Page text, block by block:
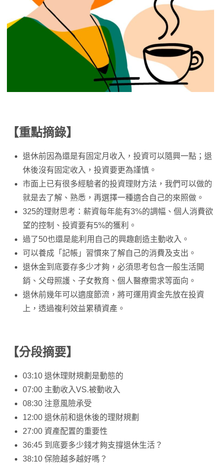
【重點摘錄】
退休前因為還是有固定月收入，投資可以隨興一點；退
休後沒有固定收入，投資要更為謹慎。
市面上已有很多經驗者的投資理財方法，我們可以做的
就是去了解、熟悉，再選擇一種適合自己的來照做。
325的理財思考：薪資每年能有3%的調幅、個人消費欲
望的控制、投資要有5%的獲利。
過了50也還是能利用自己的興趣創造主動收入。
可以養成「記帳」習慣來了解自己的消費及支出。
退休金到底要存多少才夠，必須思考包含一般生活開
銷、父母照護、子女教育、個人醫療需求等面向。
退休前幾年可以適度節流，將可運用資金先放在投資
上，透過複利效益累積資產。
【分段摘要】
03:10 退休理財規劃是動態的
07:00 主動收入VS.被動收入
08:30 注意風險承受
12:00 退休前和退休後的理財規劃
27:00 資產配置的重要性
36:45 到底要多少錢才夠支撐退休生活？
38:10 保險越多越好嗎？